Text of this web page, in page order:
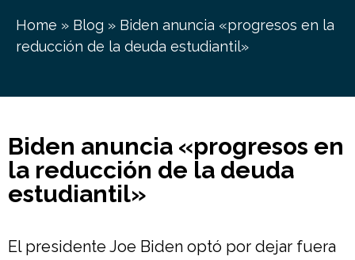
Home » Blog » Biden anuncia «progresos en la
reducción de la deuda estudiantil»
Biden anuncia «progresos en
la reducción de la deuda
estudiantil»
El presidente Joe Biden optó por dejar fuera